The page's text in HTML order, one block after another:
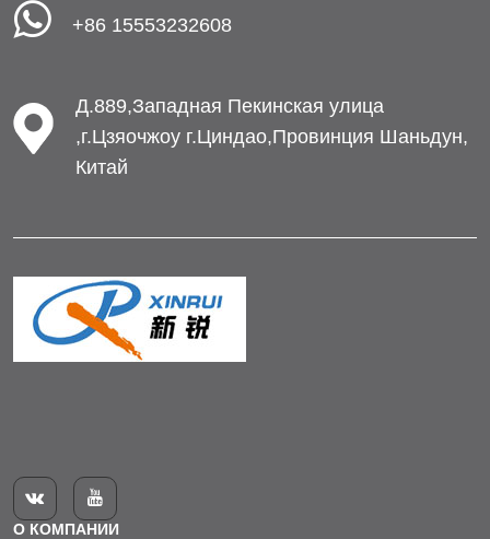
+86 15553232608
Д.889,Западная Пекинская улица
,г.Цзяочжоу г.Циндао,Провинция Шаньдун,
Китай


О КОМПАНИИ